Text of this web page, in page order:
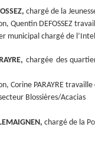
chargé de la
Quentin DEFOSSEZ
municipal chargé de
chargée des
Corine PARAYRE
Blossières/Acacias
chargé de la